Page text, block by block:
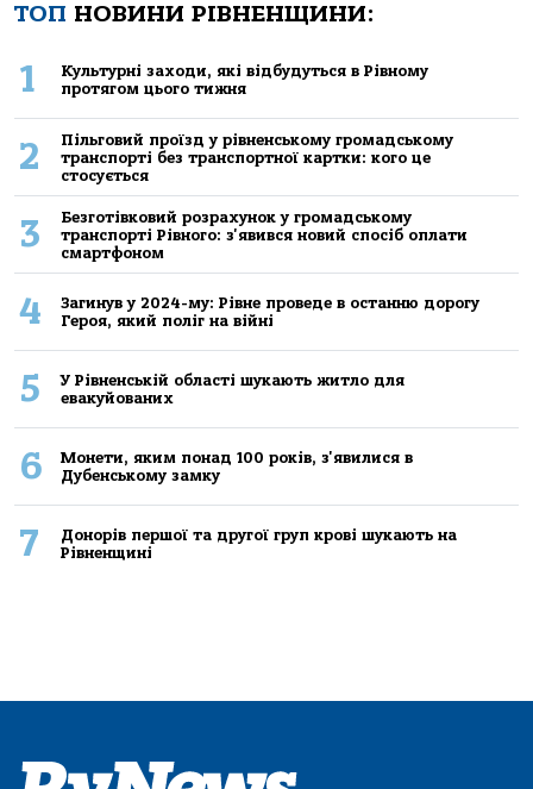
ТОП НОВИНИ РІВНЕНЩИНИ:
1
Культурні заходи, які відбудуться в Рівному
протягом цього тижня
2
Пільговий проїзд у рівненському громадському
транспорті без транспортної картки: кого це
стосується
3
Безготівковий розрахунок у громадському
транспорті Рівного: з'явився новий спосіб оплати
смартфоном
4
Загинув у 2024-му: Рівне проведе в останню дорогу
Героя, який поліг на війні
5
У Рівненській області шукають житло для
евакуйованих
6
Монети, яким понад 100 років, з'явилися в
Дубенському замку
7
Донорів першої та другої груп крові шукають на
Рівненщині